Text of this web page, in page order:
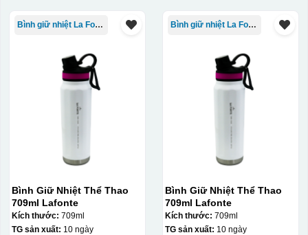
Bình giữ nhiệt La Fonte
Bình Giữ Nhiệt Thể Thao
709ml Lafonte
Kích thước: 709ml
TG sản xuất: 10 ngày
Bình giữ nhiệt La Fonte
Bình Giữ Nhiệt Thể Thao
709ml Lafonte
Kích thước: 709ml
TG sản xuất: 10 ngày